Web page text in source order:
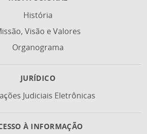
História
Visão e Valores
Organograma
JURÍDICO
Judiciais Eletrônicas
À INFORMAÇÃO